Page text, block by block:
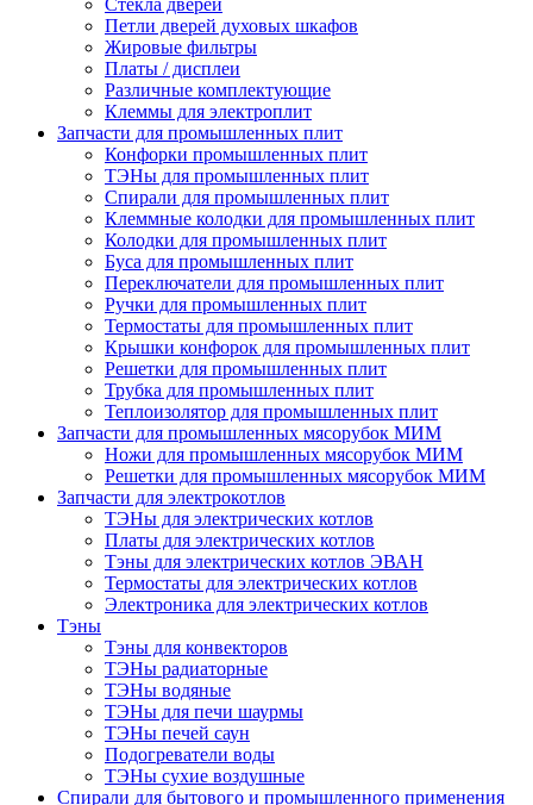
Стекла дверей
Петли дверей духовых шкафов
Жировые фильтры
Платы / дисплеи
Различные комплектующие
Клеммы для электроплит
Запчасти для промышленных плит
Конфорки промышленных плит
ТЭНы для промышленных плит
Спирали для промышленных плит
Клеммные колодки для промышленных плит
Колодки для промышленных плит
Буса для промышленных плит
Переключатели для промышленных плит
Ручки для промышленных плит
Термостаты для промышленных плит
Крышки конфорок для промышленных плит
Решетки для промышленных плит
Трубка для промышленных плит
Теплоизолятор для промышленных плит
Запчасти для промышленных мясорубок МИМ
Ножи для промышленных мясорубок МИМ
Решетки для промышленных мясорубок МИМ
Запчасти для электрокотлов
ТЭНы для электрических котлов
Платы для электрических котлов
Тэны для электрических котлов ЭВАН
Термостаты для электрических котлов
Электроника для электрических котлов
Тэны
Тэны для конвекторов
ТЭНы радиаторные
ТЭНы водяные
ТЭНы для печи шаурмы
ТЭНы печей саун
Подогреватели воды
ТЭНы сухие воздушные
Спирали для бытового и промышленного применения